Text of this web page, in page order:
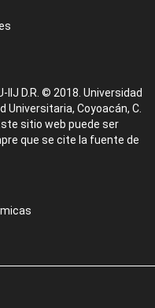
D.R. © 2018. Universidad
Universitaria, Coyoacán, C.
sitio web puede ser
que se cite la fuente de